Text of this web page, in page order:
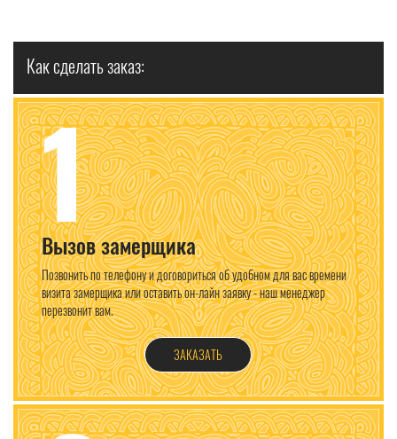
Как сделать заказ:
1
Вызов замерщика
Позвонить по телефону и договориться об удобном для вас времени
визита замерщика или оставить он-лайн заявку - наш менеджер
перезвонит вам.
ЗАКАЗАТЬ